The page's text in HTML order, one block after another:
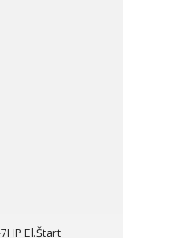
El.Štart